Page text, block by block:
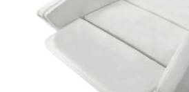
CODES PROMO
CONSEILS & TUTOS